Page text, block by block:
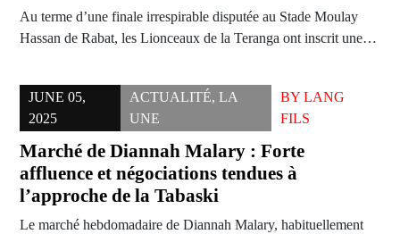
Au terme d’une finale irrespirable disputée au Stade Moulay
Hassan de Rabat, les Lionceaux de la Teranga ont inscrit une…
JUNE 05,
2025
ACTUALITÉ,LA
UNE
BYLANG
FILS
Marché de Diannah Malary : Forte
affluence et négociations tendues à
l’approche de la Tabaski
Le marché hebdomadaire de Diannah Malary, habituellement